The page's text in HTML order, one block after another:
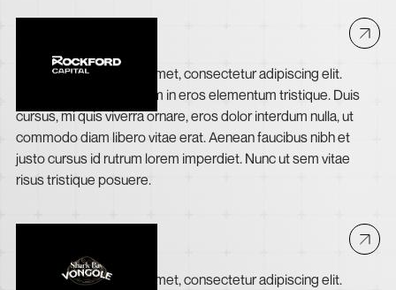
Lorem ipsum dolor sit amet, consectetur adipiscing elit.
Suspendisse varius enim in eros elementum tristique. Duis
cursus, mi quis viverra ornare, eros dolor interdum nulla, ut
commodo diam libero vitae erat. Aenean faucibus nibh et
justo cursus id rutrum lorem imperdiet. Nunc ut sem vitae
risus tristique posuere.
Lorem ipsum dolor sit amet, consectetur adipiscing elit.